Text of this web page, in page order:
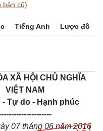
bản cũ)
Tiếng Anh Lược đồ
XÃ HỘI CHỦ NGHĨA
VIỆT NAM
Tự do - Hạnh phúc
------
07tháng06năm2016